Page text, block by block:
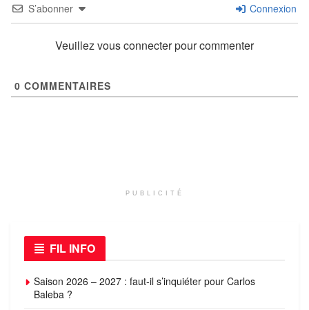
S’abonner Connexion
Veuillez vous connecter pour commenter
0 COMMENTAIRES
PUBLICITÉ
FIL INFO
Saison 2026 – 2027 : faut-il s’inquiéter pour Carlos
Baleba ?